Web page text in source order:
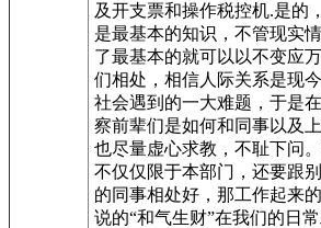
及开支票和操作税控机.是的
是最基本的知识，不管现实
了最基本的就可以以不变应
们相处，相信人际关系是现
社会遇到的一大难题，于是
察前辈们是如何和同事以及
也尽量虚心求教，不耻下问
不仅仅限于本部门，还要跟
的同事相处好，那工作起来
说的“和气生财”在我们的日